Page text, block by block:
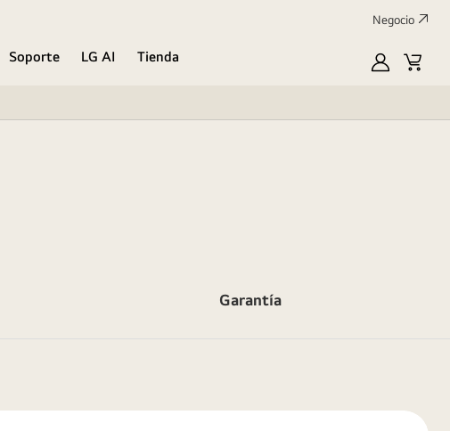
Negocio
Soporte LG AI
Tienda
Mi
Garantía